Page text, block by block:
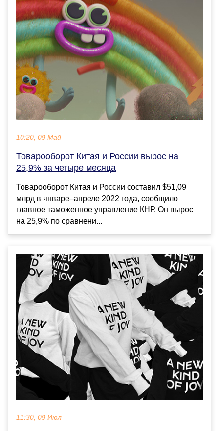
10:20, 09 Май
Товарооборот Китая и России вырос на
25,9% за четыре месяца
Товарооборот Китая и России составил $51,09
млрд в январе–апреле 2022 года, сообщило
главное таможенное управление КНР. Он вырос
на 25,9% по сравнени...
11:30, 09 Июл